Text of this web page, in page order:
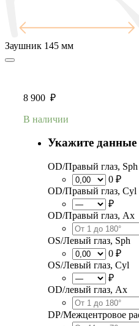
Заушник 145 мм
8 900 ₽
В наличии
Укажите данные
OD/Правый глаз, Sph
0 ₽
OD/Правый глаз, Cyl
₽
OD/Правый глаз, Ax
OS/Левый глаз, Sph
0 ₽
OS/Левый глаз, Cyl
₽
OD/левый глаз, Ax
DP/Межцентровое